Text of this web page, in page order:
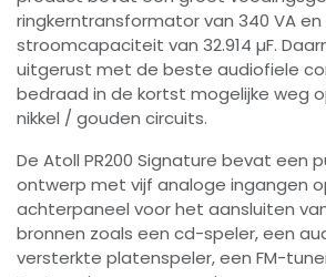
ringkerntransformator van 340 VA en
stroomcapaciteit van 32.914 µF.
uitgerust met de beste audiofiele
bedraad in de kortst mogelijke weg
nikkel / gouden circuits.
De Atoll PR200 Signature bevat een
ontwerp met vijf analoge ingangen
achterpaneel voor het aansluiten
bronnen zoals een cd-speler, een
versterkte platenspeler, een FM-